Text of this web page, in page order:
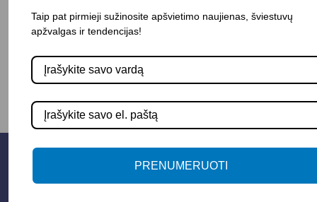
Taip pat pirmieji sužinosite apšvietimo naujienas, šviestuvų
apžvalgas ir tendencijas!
PRENUMERUOTI